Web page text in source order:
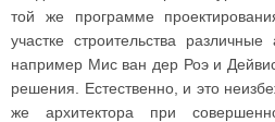
той же программе
участке строительства различные
например Мис ван дер Роэ и
решения. Естественно, и это
же архитектора при